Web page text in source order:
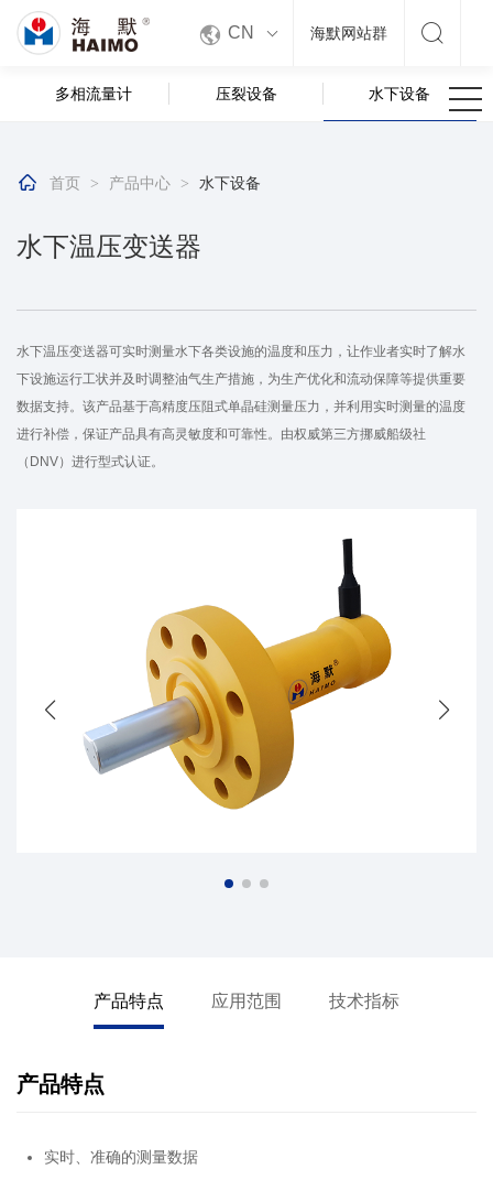
 CN 海默网站群 
多相流量计 压裂设备 水下设备
 首页 > 产品中心 > 水下设备
水下温压变送器
水下温压变送器可实时测量水下各类设施的温度和压力，让作业者实时了解水
下设施运行工状并及时调整油气生产措施，为生产优化和流动保障等提供重要
数据支持。该产品基于高精度压阻式单晶硅测量压力，并利用实时测量的温度
进行补偿，保证产品具有高灵敏度和可靠性。由权威第三方挪威船级社
（DNV）进行型式认证。
产品特点 应用范围 技术指标
产品特点
实时、准确的测量数据